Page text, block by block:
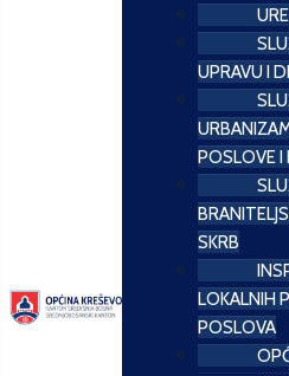
UPRAVU I
POSLOVE I
SKRB
LOKALNIH
POSLOVA